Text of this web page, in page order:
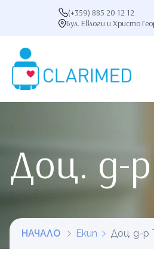
(+359) 885 20 12 12
Бул. Евлоги и Христо
Доц. д-
НАЧАЛО Екип Доц. д-р